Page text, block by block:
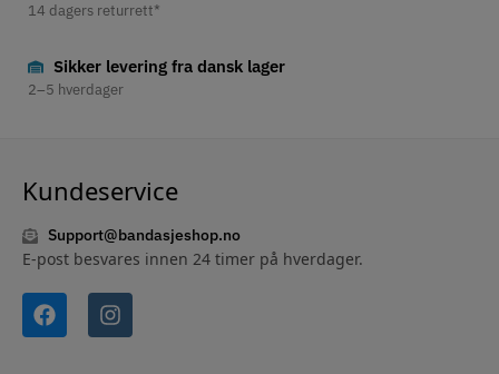
14 dagers returrett*
Sikker levering fra dansk lager
2–5 hverdager
Kundeservice
Support@bandasjeshop.no
E-post besvares innen 24 timer på hverdager.